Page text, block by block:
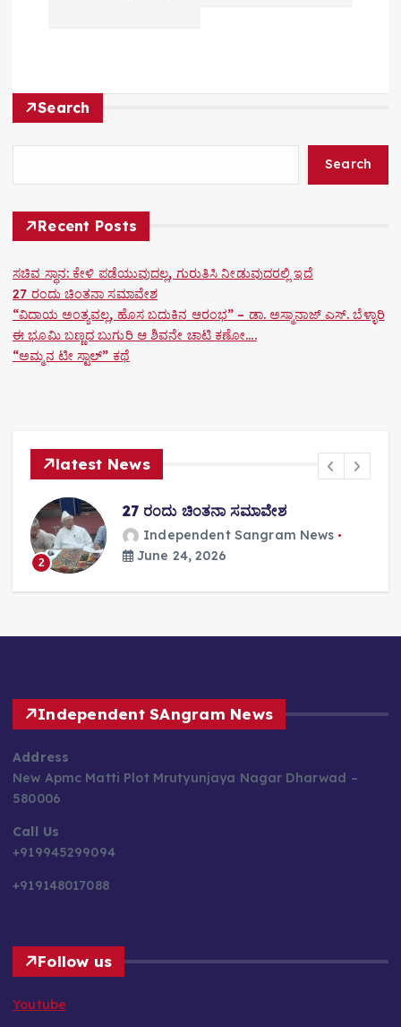
i
g
i
o
n
Search
Search
Recent Posts
ಸಚಿವ ಸ್ಥಾನ: ಕೇಳಿ ಪಡೆಯುವುದಲ್ಲ, ಗುರುತಿಸಿ ನೀಡುವುದರಲ್ಲಿ ಇದೆ
27 ರಂದು ಚಿಂತನಾ ಸಮಾವೇಶ
“ವಿದಾಯ ಅಂತ್ಯವಲ್ಲ, ಹೊಸ ಬದುಕಿನ ಆರಂಭ” – ಡಾ. ಅಸ್ಮಾನಾಜ್ ಎಸ್. ಬೆಳ್ಳಾರಿ
ಈ ಭೂಮಿ ಬಣ್ಣದ ಬುಗುರಿ ಆ ಶಿವನೇ ಚಾಟಿ ಕಣೋ….
“ಅಮ್ಮನ ಟೀ ಸ್ಟಾಲ್” ಕಥೆ
latest News
2
27 ರಂದು ಚಿಂತನಾ ಸಮಾವೇಶ
Independent Sangram News
June 24, 2026
Independent SAngram News
Address
New Apmc Matti Plot Mrutyunjaya Nagar Dharwad –
580006
Call Us
+919945299094
+919148017088
Follow us
Youtube